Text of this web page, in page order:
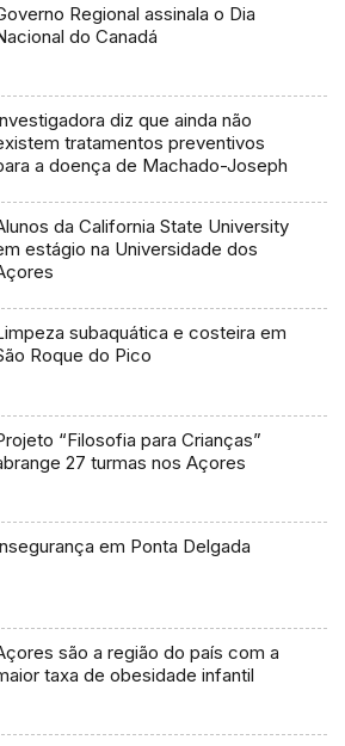
Regional assinala o Dia
do Canadá
diz que ainda não
tratamentos preventivos
a doença de Machado-Joseph
da California State University
estágio na Universidade dos
subaquática e costeira em
Roque do Pico
“Filosofia para Crianças”
27 turmas nos Açores
em Ponta Delgada
são a região do país com a
taxa de obesidade infantil